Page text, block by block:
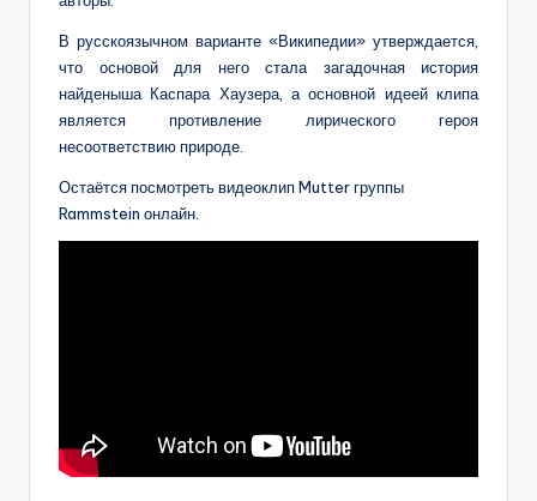
В русскоязычном варианте «Википедии» утверждается,
что основой для него стала загадочная история
найденыша Каспара Хаузера, а основной идеей клипа
является противление лирического героя
несоответствию природе.
Остаётся посмотреть видеоклип Mutter группы
Rammstein онлайн.